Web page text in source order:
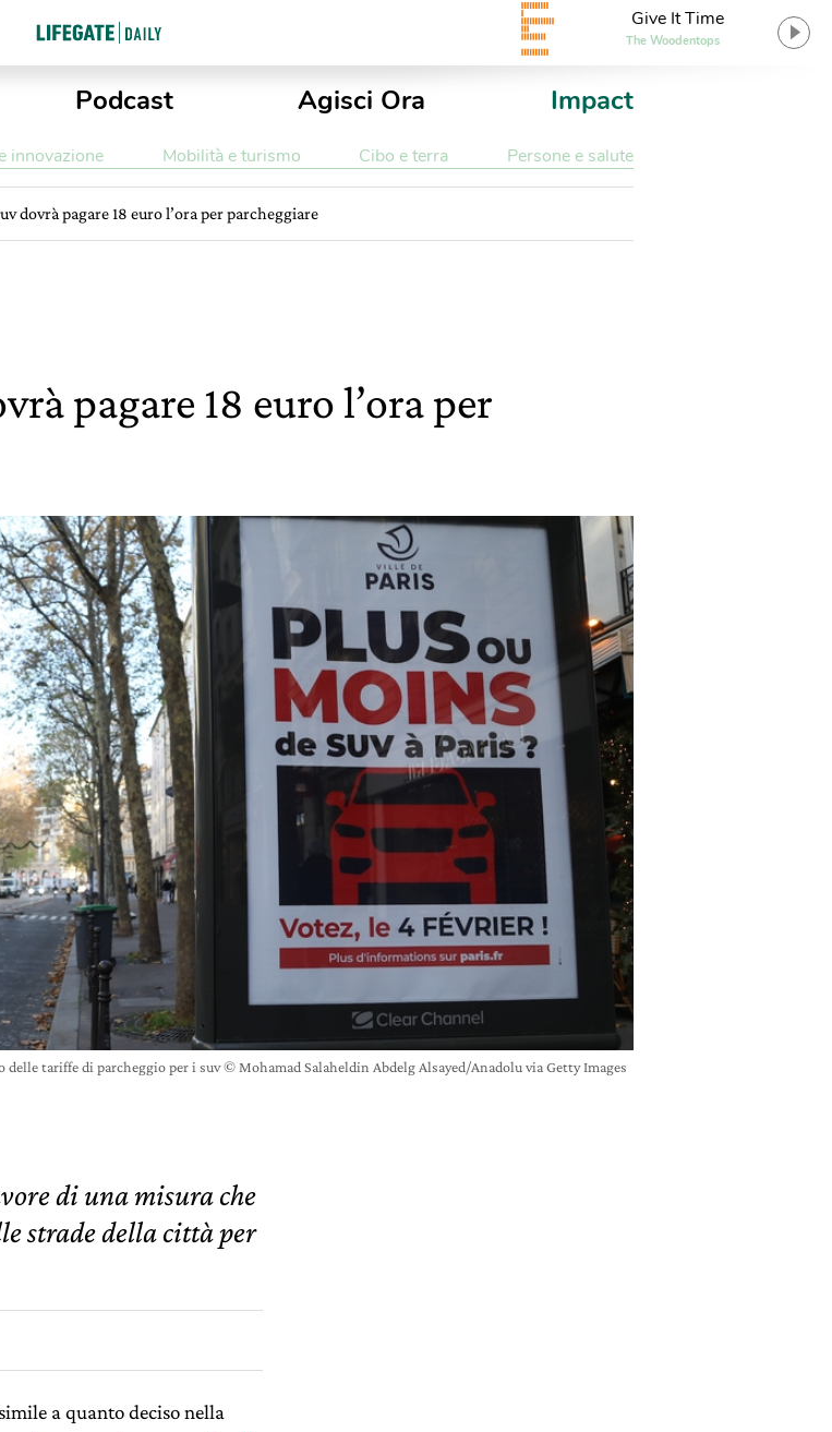
Give It Time
The Woodentops
Podcast Agisci Ora Impact
innovazione Mobilità e turismo Cibo e terra Persone e salute
dovrà pagare 18 euro l’ora per parcheggiare
pagare 18 euro l’ora per
tariffe di parcheggio per i suv © Mohamad Salaheldin Abdelg Alsayed/Anadolu via Getty Images
di una misura che
strade della città per
a quanto deciso nella